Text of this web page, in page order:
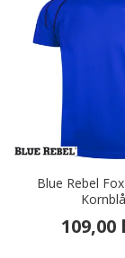
Blue Rebel
Kornblå
109,00